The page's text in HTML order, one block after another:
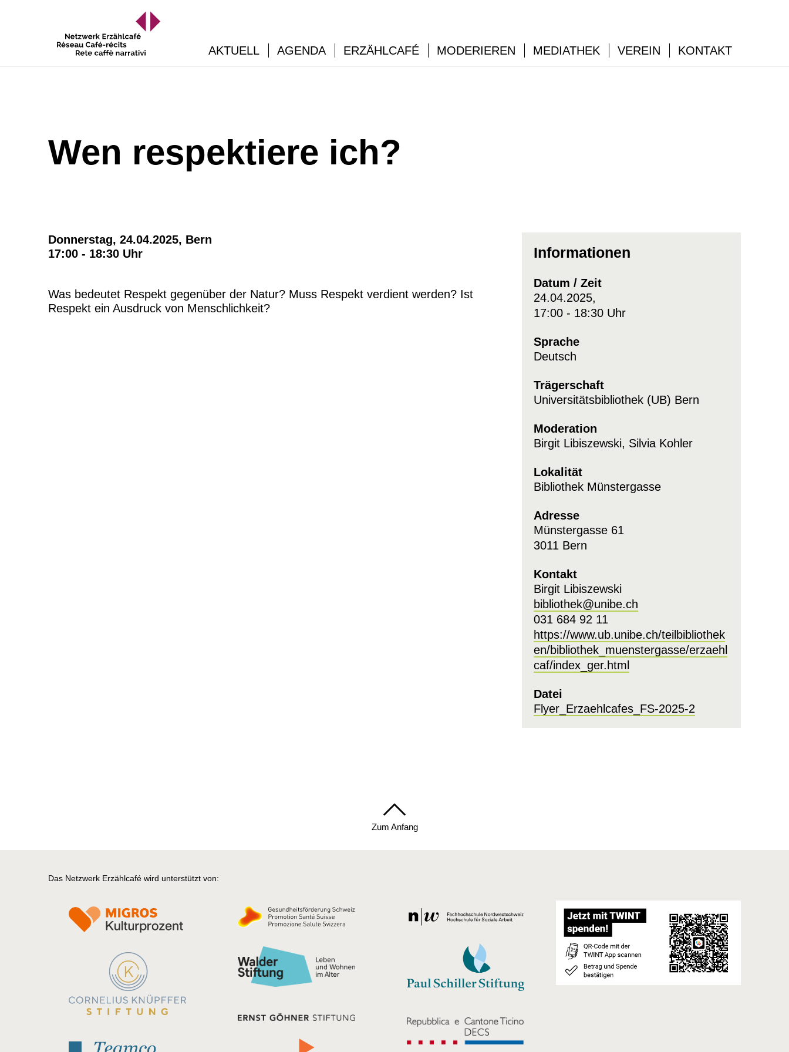
AKTUELL AGENDA ERZÄHLCAFÉ MODERIEREN MEDIATHEK VEREIN KONTAKT
Wen respektiere ich?
Donnerstag, 24.04.2025, Bern
17:00 - 18:30 Uhr
Was bedeutet Respekt gegenüber der Natur? Muss Respekt verdient werden? Ist
Respekt ein Ausdruck von Menschlichkeit?
Informationen
Datum / Zeit
24.04.2025,
17:00 - 18:30 Uhr
Sprache
Deutsch
Trägerschaft
Universitätsbibliothek (UB) Bern
Moderation
Birgit Libiszewski, Silvia Kohler
Lokalität
Bibliothek Münstergasse
Adresse
Münstergasse 61
3011 Bern
Kontakt
Birgit Libiszewski
bibliothek@unibe.ch
031 684 92 11
https://www.ub.unibe.ch/teilbibliothek
en/bibliothek_muenstergasse/erzaehl
caf/index_ger.html
Datei
Flyer_Erzaehlcafes_FS-2025-2
Zum Anfang
Das Netzwerk Erzählcafé wird unterstützt von: